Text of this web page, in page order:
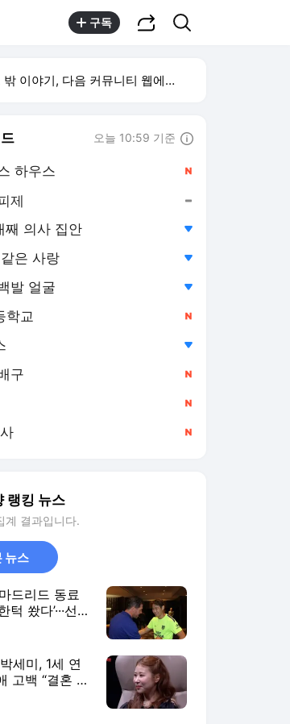
구독
이야기, 다음 커뮤니티 웹에서 보기
오늘 10:59 기준
하우스
제
째 의사 집안
은 사랑
발 얼굴
학교
구
랭킹 뉴스
계 결과입니다.
뉴스
드리드 동료
턱 쐈다’···선수
대접, 팀 훈련
박세미, 1세 연
고백 “결혼 생